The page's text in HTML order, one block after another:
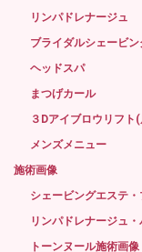
リンパドレナージュ
ブライダルシェービン
ヘッドスパ
まつげカール
３Dアイブロウリフト
メンズメニュー
施術画像
シェービングエステ
リンパドレナージュ
トーンヌール施術画像